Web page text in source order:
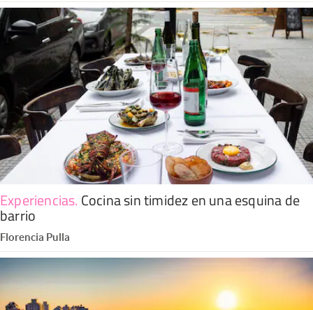
Experiencias. Cocina sin timidez en una esquina de
barrio
Florencia Pulla